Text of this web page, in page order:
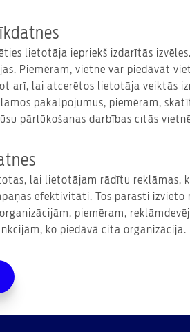
lietotāja iepriekš izdarītās
Piemēram, vietne var piedāvāt
arī, lai atcerētos lietotāja veiktās
pakalpojumus, piemēram,
pārlūkošanas darbības citās
lai lietotājam rādītu reklāmas,
efektivitāti. Tos parasti
piemēram,
ko piedāvā cita organizācija.